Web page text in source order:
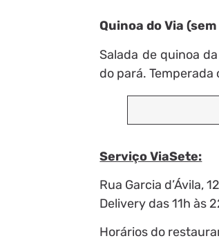
Quinoa do Via
Salada de quinoa
do pará.
Serviço ViaSete:
Rua Garcia d’Ávila,
Delivery das 11h às
Horários do